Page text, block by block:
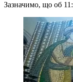
Зазначимо, що об